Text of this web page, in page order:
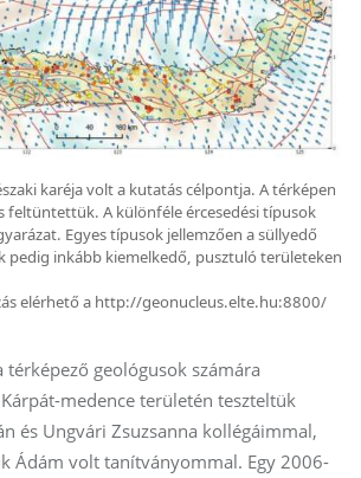
karéja volt a kutatás célpontja. A térképen
feltüntettük. A különféle ércesedési típusok
Egyes típusok jellemzően a süllyedő
pedig inkább kiemelkedő, pusztuló területeken
elérhető a http://geonucleus.elte.hu:8800/
geológusok számára
medence területén teszteltük
és Ungvári Zsuzsanna kollégáimmal,
Ádám volt tanítványommal. Egy 2006-